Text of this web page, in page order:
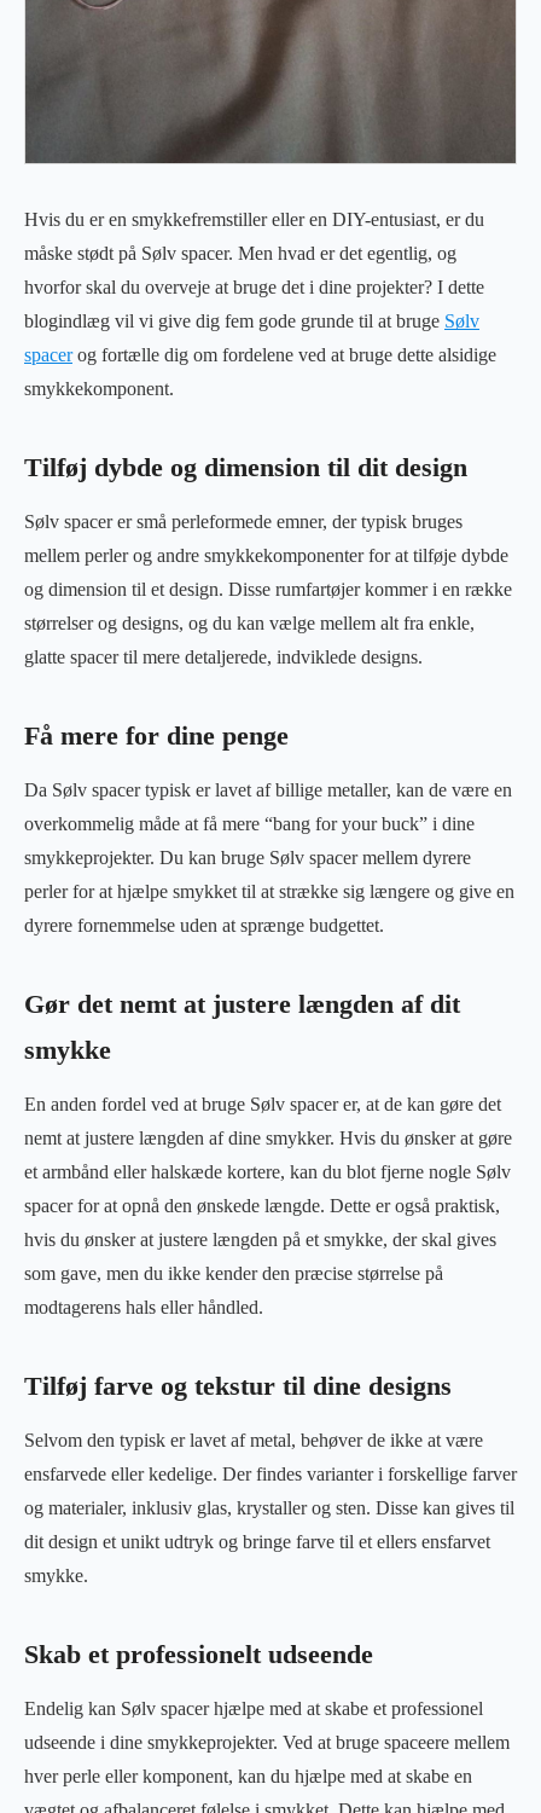
Hvis du er en smykkefremstiller eller en DIY-entusiast, er du
måske stødt på Sølv spacer. Men hvad er det egentlig, og
hvorfor skal du overveje at bruge det i dine projekter? I dette
blogindlæg vil vi give dig fem gode grunde til at bruge Sølv
spacerog fortælle dig om fordelene ved at bruge dette alsidige
smykkekomponent.
Tilføj dybde og dimension til dit design
Sølv spacer er små perleformede emner, der typisk bruges
mellem perler og andre smykkekomponenter for at tilføje dybde
og dimension til et design. Disse rumfartøjer kommer i en række
størrelser og designs, og du kan vælge mellem alt fra enkle,
glatte spacer til mere detaljerede, indviklede designs.
Få mere for dine penge
Da Sølv spacer typisk er lavet af billige metaller, kan de være en
overkommelig måde at få mere “bang for your buck” i dine
smykkeprojekter. Du kan bruge Sølv spacer mellem dyrere
perler for at hjælpe smykket til at strække sig længere og give en
dyrere fornemmelse uden at sprænge budgettet.
Gør det nemt at justere længden af dit
smykke
En anden fordel ved at bruge Sølv spacer er, at de kan gøre det
nemt at justere længden af dine smykker. Hvis du ønsker at gøre
et armbånd eller halskæde kortere, kan du blot fjerne nogle Sølv
spacer for at opnå den ønskede længde. Dette er også praktisk,
hvis du ønsker at justere længden på et smykke, der skal gives
som gave, men du ikke kender den præcise størrelse på
modtagerens hals eller håndled.
Tilføj farve og tekstur til dine designs
Selvom den typisk er lavet af metal, behøver de ikke at være
ensfarvede eller kedelige. Der findes varianter i forskellige farver
og materialer, inklusiv glas, krystaller og sten. Disse kan gives til
dit design et unikt udtryk og bringe farve til et ellers ensfarvet
smykke.
Skab et professionelt udseende
Endelig kan Sølv spacer hjælpe med at skabe et professionel
udseende i dine smykkeprojekter. Ved at bruge spaceere mellem
hver perle eller komponent, kan du hjælpe med at skabe en